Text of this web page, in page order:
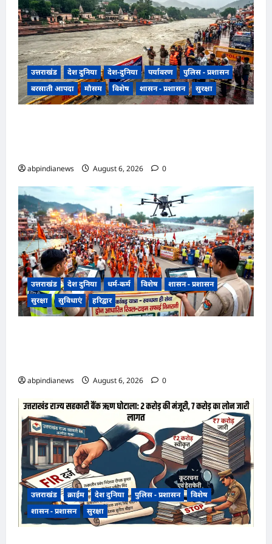
उत्तराखंड देश दुनिया देश-दुनिया पर्यावरण
पुलिस - प्रशासन
बरसाती आपदा
मौसम विशेष शासन - प्रशासन सुरक्षा
abpindianews August 6, 2026 0
उत्तराखंड देश दुनिया धर्म-कर्म विशेष
शासन - प्रशासन
सुरक्षा
सुविधाएं हरिद्वार
abpindianews August 6, 2026 0
उत्तराखंड क्राईम देश दुनिया पुलिस - प्रशासन
विशेष
शासन - प्रशासन
सुरक्षा